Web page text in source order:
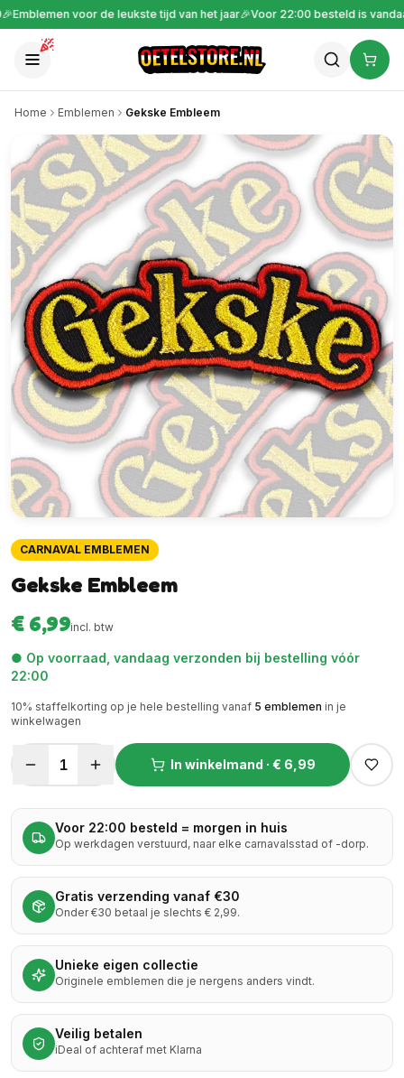
🎉Gratis verzending vanaf €30🎉Emblemen voor de leukste tijd van het
Home Emblemen Gekske Embleem
CARNAVAL EMBLEMEN
Gekske Embleem
€ 6,99incl. btw
● Op voorraad, vandaag verzonden bij bestelling vóór
22:00
10% staffelkorting op je hele bestelling vanaf 5 emblemen in je
winkelwagen
1 In winkelmand · € 6,99
Voor 22:00 besteld = morgen in huis
Op werkdagen verstuurd, naar elke carnavalsstad of -dorp.
Gratis verzending vanaf €30
Onder €30 betaal je slechts € 2,99.
Unieke eigen collectie
Originele emblemen die je nergens anders vindt.
Veilig betalen
iDeal of achteraf met Klarna